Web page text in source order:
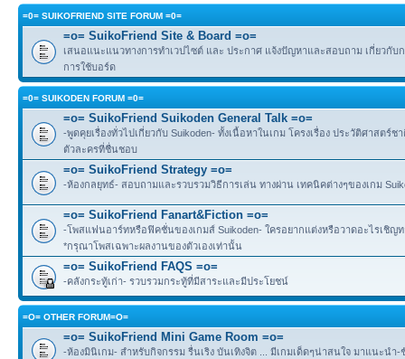
=0= SUIKOFRIEND SITE FORUM =0=
=o= SuikoFriend Site & Board =o=
เสนอแนะแนวทางการทำเวปไซต์ และ ประกาศ แจ้งปัญหาและสอบถาม เกี่ยวกับ
การใช้บอร์ด
=0= SUIKODEN FORUM =0=
=o= SuikoFriend Suikoden General Talk =o=
-พูดคุยเรื่องทั่วไปเกี่ยวกับ Suikoden- ทั้งเนื้อหาในเกม โครงเรื่อง ประวัติศาสตร์ช
ตัวละครที่ชื่นชอบ
=o= SuikoFriend Strategy =o=
-ห้องกลยุทธ์- สอบถามและรวบรวมวิธีการเล่น ทางผ่าน เทคนิคต่างๆของเกม
=o= SuikoFriend Fanart&Fiction =o=
-โพสแฟนอาร์ทหรือฟิคชั่นของเกมส์ Suikoden- ใครอยากแต่งหรือวาดอะไรเชิญท
*กรุณาโพสเฉพาะผลงานของตัวเองเท่านั้น
=o= SuikoFriend FAQS =o=
-คลังกระทู้เก่า- รวบรวมกระทู้ที่มีสาระและมีประโยชน์
=O= OTHER FORUM=O=
=o= SuikoFriend Mini Game Room =o=
-ห้องมินิเกม- สำหรับกิจกรรม รื่นเริง บันเทิงจิต ... มีเกมเด็ดๆน่าสนใจ มาแนะนำ